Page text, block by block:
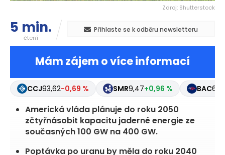
Zdroj: Shutterstock
5 min.
čtení
Přihlaste se k odběru newsletteru
Mám zájem o více informací
CCJ93,62-0,69 % SMR9,47+0,96 % BAC
Americká vláda plánuje do roku 2050
zčtyřnásobit kapacitu jaderné energie ze
současných 100 GW na 400 GW.
Poptávka po uranu by měla do roku 2040